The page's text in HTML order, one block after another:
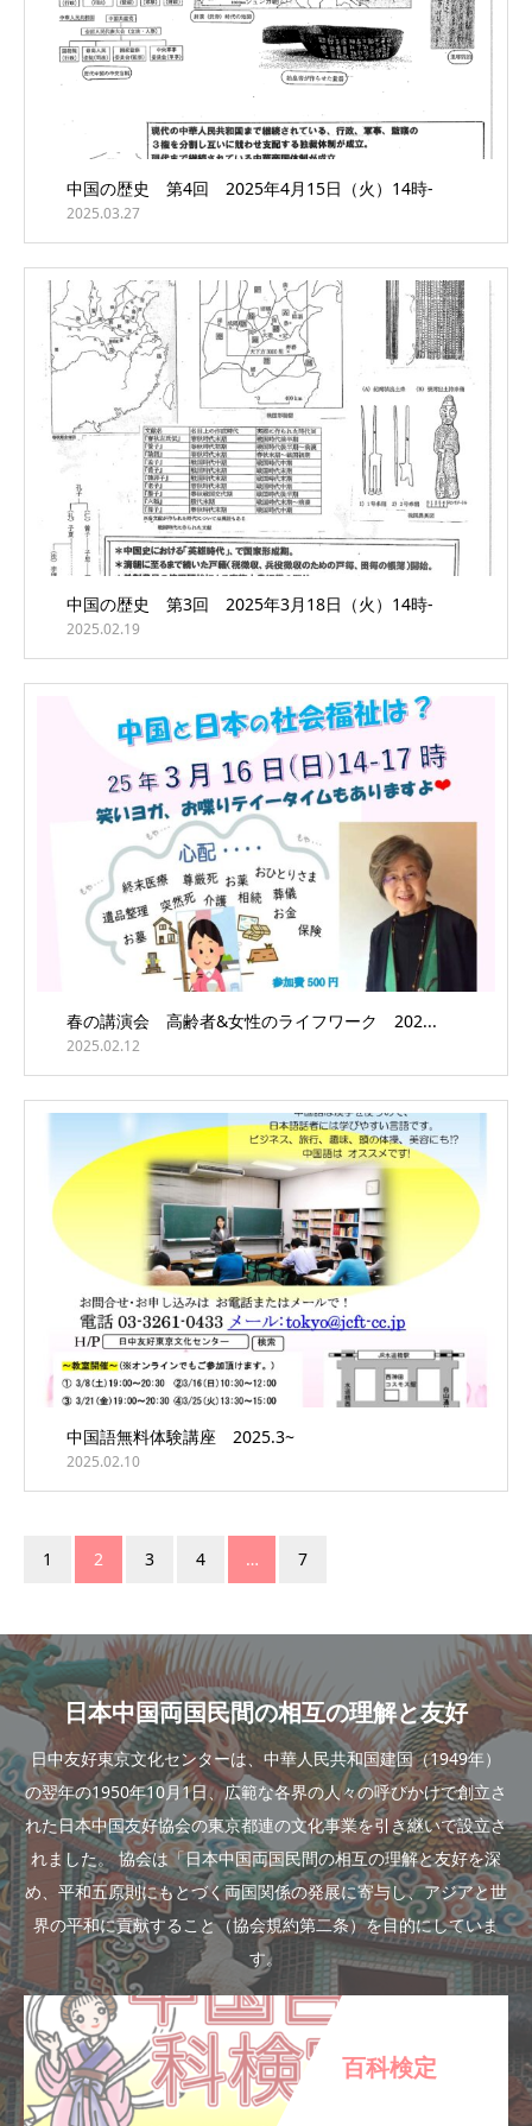
中国の歴史 第4回 2025年4月15日（火）14時-
2025.03.27
中国の歴史 第3回 2025年3月18日（火）14時-
2025.02.19
春の講演会 高齢者&女性のライフワーク 202...
2025.02.12
中国語無料体験講座 2025.3~
2025.02.10
1 2 3 4 … 7
日本中国両国民間の相互の理解と友好
日中友好東京文化センターは、中華人民共和国建国（1949年）
の翌年の1950年10月1日、広範な各界の人々の呼びかけで創立さ
れた日本中国友好協会の東京都連の文化事業を引き継いで設立さ
れました。 協会は「日本中国両国民間の相互の理解と友好を深
め、平和五原則にもとづく両国関係の発展に寄与し、アジアと世
界の平和に貢献すること（協会規約第二条）を目的にしていま
す。
百科検定